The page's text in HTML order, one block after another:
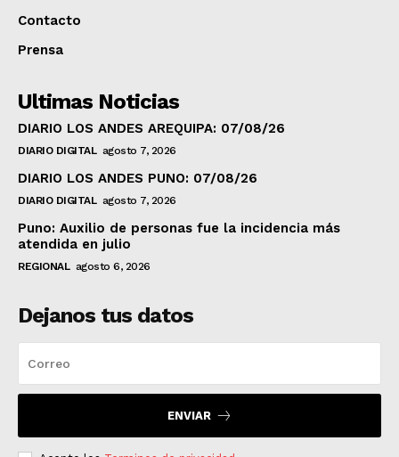
Contacto
Prensa
Ultimas Noticias
DIARIO LOS ANDES AREQUIPA: 07/08/26
DIARIO DIGITAL agosto 7, 2026
DIARIO LOS ANDES PUNO: 07/08/26
DIARIO DIGITAL agosto 7, 2026
Puno: Auxilio de personas fue la incidencia más
atendida en julio
REGIONAL agosto 6, 2026
Dejanos tus datos
ENVIAR